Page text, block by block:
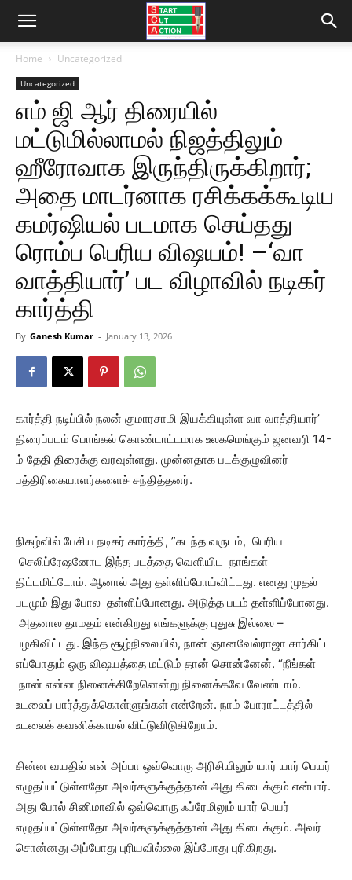
Home Uncategorized
Uncategorized
எம் ஜி ஆர் திரையில்
மட்டுமில்லாமல் நிஜத்திலும்
ஹீரோவாக இருந்திருக்கிறார்;
அதை மாடர்னாக ரசிக்கக்கூடிய
கமர்ஷியல் படமாக செய்தது
ரொம்ப பெரிய விஷயம்! –‘வா
வாத்தியார்’ பட விழாவில் நடிகர்
கார்த்தி
By Ganesh Kumar - January 13, 2026
கார்த்தி நடிப்பில் நலன் குமாரசாமி இயக்கியுள்ள வா வாத்தியார்’
திரைப்படம் பொங்கல் கொண்டாட்டமாக உலகமெங்கும் ஜனவரி 14-
ம் தேதி திரைக்கு வரவுள்ளது. முன்னதாக படக்குழுவினர்
பத்திரிகையாளர்களைச் சந்தித்தனர்.
நிகழ்வில் பேசிய நடிகர் கார்த்தி, ”கடந்த வருடம், பெரிய
செலிப்ரேஷனோட இந்த படத்தை வெளியிட நாங்கள்
திட்டமிட்டோம். ஆனால் அது தள்ளிப்போய்விட்டது. எனது முதல்
படமும் இது போல தள்ளிப்போனது. அடுத்த படம் தள்ளிப்போனது.
அதனால தாமதம் என்கிறது எங்களுக்கு புதுசு இல்லை –
பழகிவிட்டது. இந்த சூழ்நிலையில், நான் ஞானவேல்ராஜா சார்கிட்ட
எப்போதும் ஒரு விஷயத்தை மட்டும் தான் சொன்னேன். “நீங்கள்
நான் என்ன நினைக்கிறேனென்று நினைக்கவே வேண்டாம்.
உடலைப் பார்த்துக்கொள்ளுங்கள் என்றேன். நாம் போராட்டத்தில்
உடலைக் கவனிக்காமல் விட்டுவிடுகிறோம்.
சின்ன வயதில் என் அப்பா ஒவ்வொரு அரிசியிலும் யார் யார் பெயர்
எழுதப்பட்டுள்ளதோ அவர்களுக்குத்தான் அது கிடைக்கும் என்பார்.
அது போல் சினிமாவில் ஒவ்வொரு ஃப்ரேமிலும் யார் பெயர்
எழுதப்பட்டுள்ளதோ அவர்களுக்குத்தான் அது கிடைக்கும். அவர்
சொன்னது அப்போது புரியவில்லை இப்போது புரிகிறது.